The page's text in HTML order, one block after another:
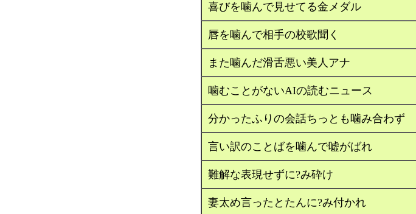
喜びを噛んで見せてる金メダル
唇を噛んで相手の校歌聞く
また噛んだ滑舌悪い美人アナ
噛むことがないAIの読むニュース
分かったふりの会話ちっとも噛み合わず
言い訳のことばを噛んで嘘がばれ
難解な表現せずに?み砕け
妻太め言ったとたんに?み付かれ